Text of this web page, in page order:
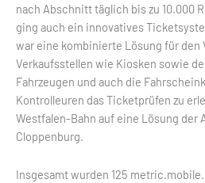
nach Abschnitt täglich bis zu 10.000
ging auch ein innovatives
war eine kombinierte Lösung für den
Verkaufsstellen wie Kiosken sowie
Fahrzeugen und auch die
Kontrolleuren das Ticketprüfen zu
Westfalen-Bahn auf eine Lösung der
Cloppenburg.
Insgesamt wurden 125